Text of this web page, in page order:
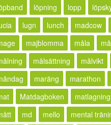
löpning lopp
lugn lunch madcow
majblomma måla
målsättning målvikt
maräng marathon
Matdagboken matlagning
md mello mental